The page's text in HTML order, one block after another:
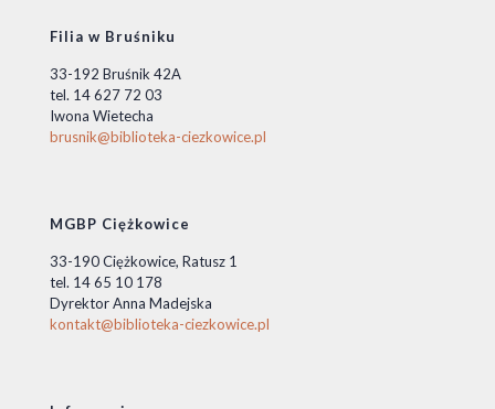
Filia w Bruśniku
33-192 Bruśnik 42A
tel. 14 627 72 03
Iwona Wietecha
brusnik@biblioteka-ciezkowice.pl
MGBP Ciężkowice
33-190 Ciężkowice, Ratusz 1
tel. 14 65 10 178
Dyrektor Anna Madejska
kontakt@biblioteka-ciezkowice.pl